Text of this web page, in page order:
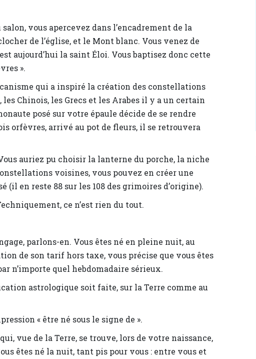
vous apercevez dans l’encadrement de la
de l’église, et le Mont blanc. Vous venez de
aujourd’hui la saint Éloi. Vous baptisez donc cette
».
qui a inspiré la création des constellations
les Chinois, les Grecs et les Arabes il y a un certain
posé sur votre épaule décide de se rendre
orfèvres, arrivé au pot de fleurs, il se retrouvera
auriez pu choisir la lanterne du porche, la niche
voisines, vous pouvez en créer une
en reste 88 sur les 108 des grimoires d’origine).
ce n’est rien du tout.
parlons-en. Vous êtes né en pleine nuit, au
de son tarif hors taxe, vous précise que vous êtes
n’importe quel hebdomadaire sérieux.
astrologique soit faite, sur la Terre comme au
« être né sous le signe de ».
vue de la Terre, se trouve, lors de votre naissance,
êtes né la nuit, tant pis pour vous : entre vous et